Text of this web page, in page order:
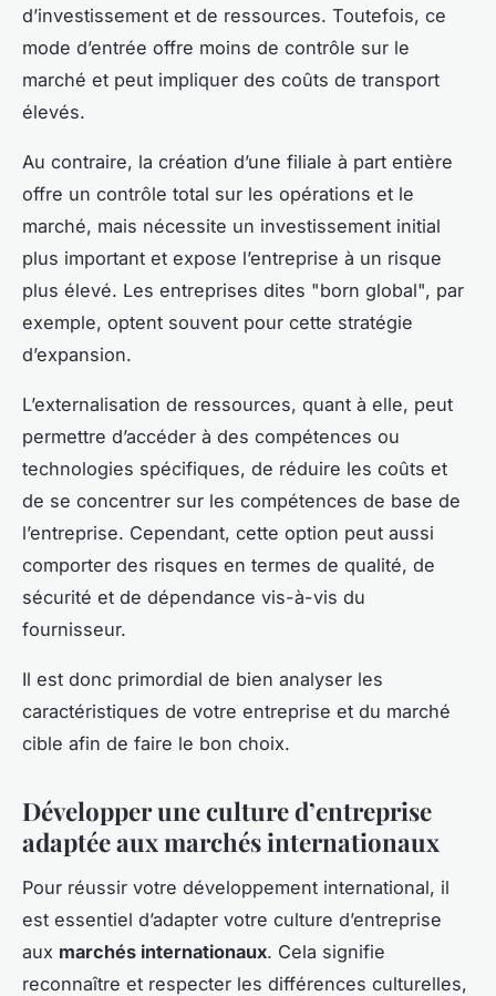
d’investissement et de ressources. Toutefois, ce
mode d’entrée offre moins de contrôle sur le
marché et peut impliquer des coûts de transport
élevés.
Au contraire, la création d’une filiale à part entière
offre un contrôle total sur les opérations et le
marché, mais nécessite un investissement initial
plus important et expose l’entreprise à un risque
plus élevé. Les entreprises dites "born global", par
exemple, optent souvent pour cette stratégie
d’expansion.
L’externalisation de ressources, quant à elle, peut
permettre d’accéder à des compétences ou
technologies spécifiques, de réduire les coûts et
de se concentrer sur les compétences de base de
l’entreprise. Cependant, cette option peut aussi
comporter des risques en termes de qualité, de
sécurité et de dépendance vis-à-vis du
fournisseur.
Il est donc primordial de bien analyser les
caractéristiques de votre entreprise et du marché
cible afin de faire le bon choix.
Développer une culture d’entreprise
adaptée aux marchés internationaux
Pour réussir votre développement international, il
est essentiel d’adapter votre culture d’entreprise
aux marchés internationaux. Cela signifie
reconnaître et respecter les différences culturelles,